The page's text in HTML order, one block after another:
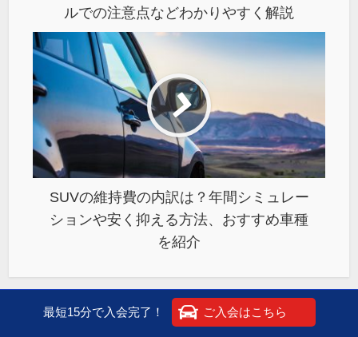
ルでの注意点などわかりやすく解説
SUVの維持費の内訳は？年間シミュレー
ションや安く抑える方法、おすすめ車種
を紹介
あわせて読みたい
最短15分で入会完了！ ご入会はこちら